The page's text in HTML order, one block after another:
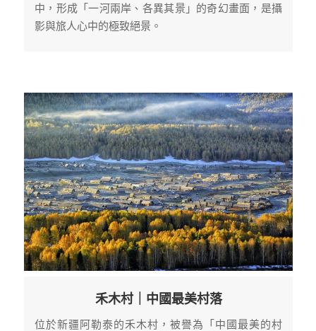
中，形成「一河兩岸、各異其景」的奇幻畫面，是攝
影與旅人心中的極致絕景。
禾木村｜中國最美村落
位於新疆阿勒泰的禾木村，被譽為「中國最美的村